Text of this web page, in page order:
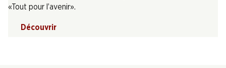
«Tout pour l’avenir».
Découvrir